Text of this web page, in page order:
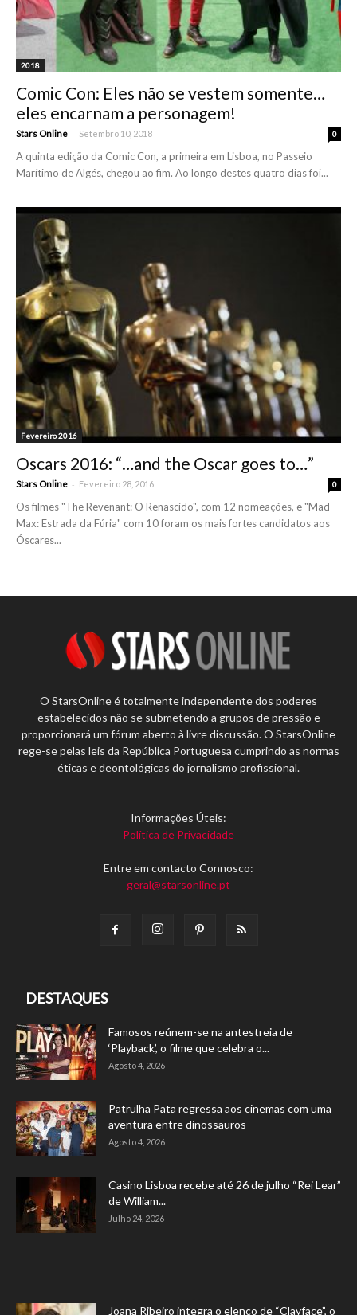
2018
Comic Con: Eles não se vestem somente…
eles encarnam a personagem!
Stars Online - Setembro 10, 2018 0
A quinta edição da Comic Con, a primeira em Lisboa, no Passeio
Marítimo de Algés, chegou ao fim. Ao longo destes quatro dias foi...
Fevereiro 2016
Oscars 2016: “…and the Oscar goes to…”
Stars Online - Fevereiro 28, 2016 0
Os filmes "The Revenant: O Renascido", com 12 nomeações, e "Mad
Max: Estrada da Fúria" com 10 foram os mais fortes candidatos aos
Óscares...
O StarsOnline é totalmente independente dos poderes
estabelecidos não se submetendo a grupos de pressão e
proporcionará um fórum aberto à livre discussão. O StarsOnline
rege-se pelas leis da República Portuguesa cumprindo as normas
éticas e deontológicas do jornalismo profissional.
Informações Úteis:
Política de Privacidade
Entre em contacto Connosco:
geral@starsonline.pt
DESTAQUES
Famosos reúnem-se na antestreia de
‘Playback’, o filme que celebra o...
Agosto 4, 2026
Patrulha Pata regressa aos cinemas com uma
aventura entre dinossauros
Agosto 4, 2026
Casino Lisboa recebe até 26 de julho “Rei Lear”
de William...
Julho 24, 2026
Joana Ribeiro integra o elenco de “Clayface”, o